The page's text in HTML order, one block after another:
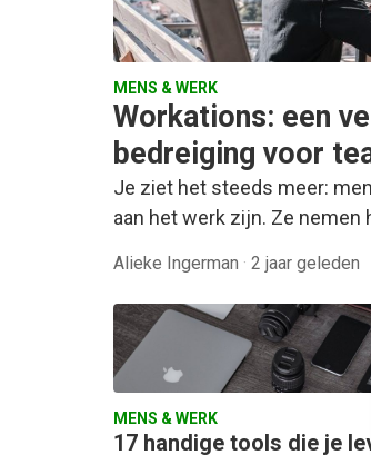
MENS & WERK
Workations: een
bedreiging voor
Je ziet het steeds meer:
aan het werk zijn. Ze
Alieke Ingerman · 2 jaar geleden
MENS & WERK
17 handige tools die je